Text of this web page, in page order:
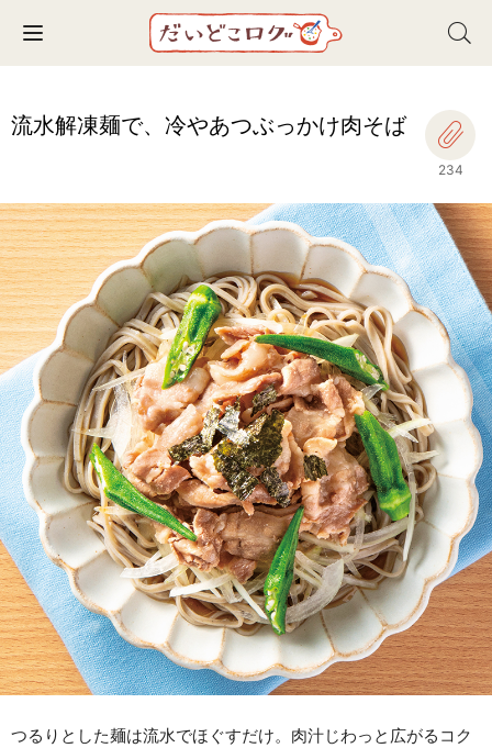
Toggle navigation
流水解凍麺で、冷やあつぶっかけ肉そば
234
つるりとした麺は流水でほぐすだけ。肉汁じわっと広がるコク